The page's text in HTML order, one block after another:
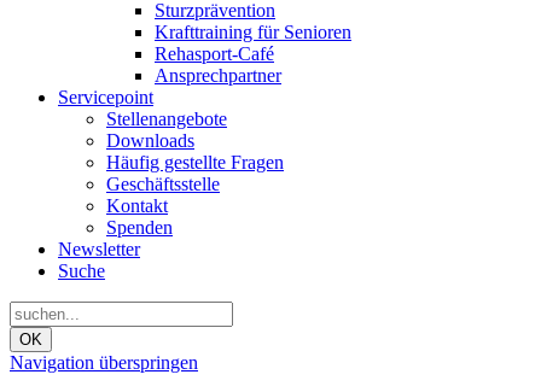
Sturzprävention
Krafttraining für Senioren
Rehasport-Café
Ansprechpartner
Servicepoint
Stellenangebote
Downloads
Häufig gestellte Fragen
Geschäftsstelle
Kontakt
Spenden
Newsletter
Suche
OK
Navigation überspringen